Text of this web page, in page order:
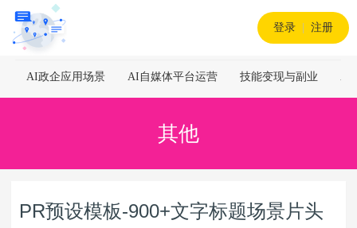
登录 注册
AI政企应用场景 AI自媒体平台运营 技能变现与副业
其他
PR预设模板-900+文字标题场景片头